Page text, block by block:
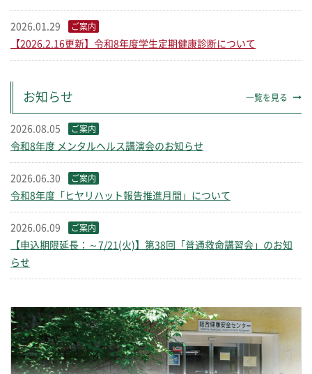
2026.01.29 ご案内
【2026.2.16更新】令和8年度学生定期健康診断について
お知らせ 一覧を見る
2026.08.05 ご案内
令和8年度 メンタルヘルス講演会のお知らせ
2026.06.30 ご案内
令和8年度「ヒヤリハット報告推進月間」について
2026.06.09 ご案内
【申込期限延長：～7/21(火)】第38回「普通救命講習会」のお知
らせ